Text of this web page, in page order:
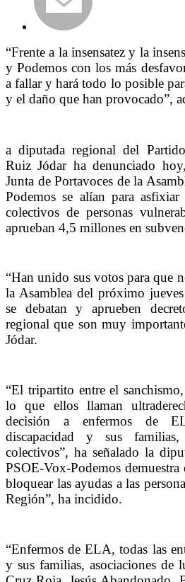
“Frente a la insensatez y la
y Podemos con los más
a fallar y hará todo lo posible
y el daño que han provocado”,
a diputada regional del
Ruiz Jódar ha denunciado
Junta de Portavoces de la
Podemos se alían para
colectivos de personas
aprueban 4,5 millones en
“Han unido sus votos para que
la Asamblea del próximo
se debatan y aprueben
regional que son muy
Jódar.
“El tripartito entre el
lo que ellos llaman
decisión a enfermos de
discapacidad y sus
colectivos”, ha señalado la
PSOE-Vox-Podemos demuestra
bloquear las ayudas a las
Región”, ha incidido.
“Enfermos de ELA, todas las
y sus familias, asociaciones de